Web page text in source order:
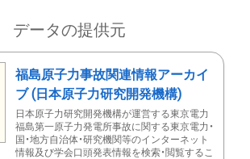
データの提供元
福島原子力事故関連情報アーカイ
ブ (日本原子力研究開発機構)
日本原子力研究開発機構が運営する東京電力
福島第一原子力発電所事故に関する東京電力・
国・地方自治体・研究機関等のインターネット
情報及び学会口頭発表情報を検索・閲覧するこ